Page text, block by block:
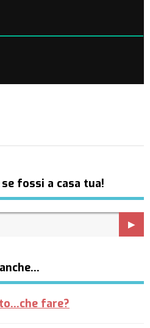
fossi a casa tua!
fare?